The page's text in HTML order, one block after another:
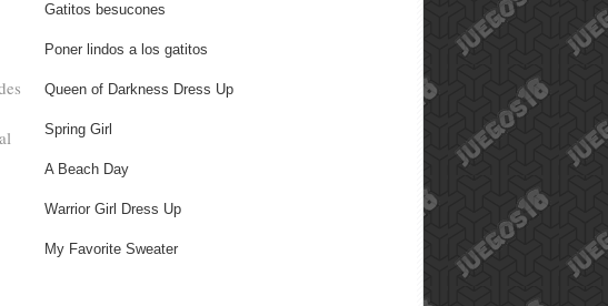
Gatitos besucones
Poner lindos a los gatitos
Queen of Darkness Dress Up
Spring Girl
A Beach Day
Warrior Girl Dress Up
My Favorite Sweater